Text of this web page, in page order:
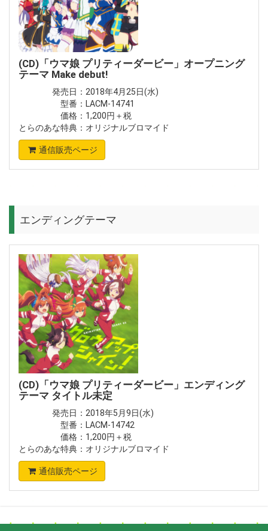
(CD)「ウマ娘 プリティーダービー」オープニング
テーマ Make debut!
発売日：2018年4月25日(水)
型番：LACM-14741
価格：1,200円＋税
とらのあな特典：オリジナルブロマイド
通信販売ページ
エンディングテーマ
(CD)「ウマ娘 プリティーダービー」エンディング
テーマ タイトル未定
発売日：2018年5月9日(水)
型番：LACM-14742
価格：1,200円＋税
とらのあな特典：オリジナルブロマイド
通信販売ページ